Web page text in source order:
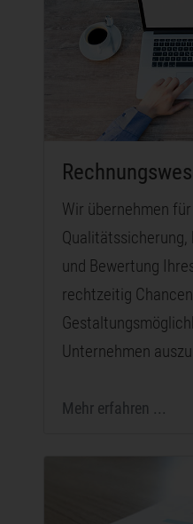
Wir übernehmen
und Bewertung
rechtzeitig
Unternehmen
Mehr erfahren ...